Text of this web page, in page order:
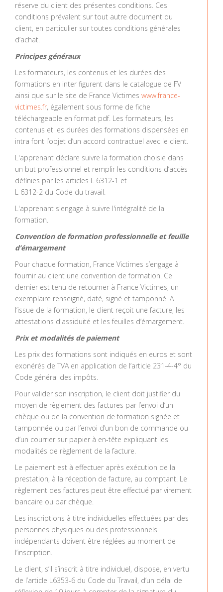
réserve du client des présentes conditions. Ces
conditions prévalent sur tout autre document du
client, en particulier sur toutes conditions générales
d’achat.
Principes généraux
Les formateurs, les contenus et les durées des
formations en inter figurent dans le catalogue de FV
ainsi que sur le site de France Victimes www.france-
victimes.fr, également sous forme de fiche
téléchargeable en format pdf. Les formateurs, les
contenus et les durées des formations dispensées en
intra font l’objet d’un accord contractuel avec le client.
L'apprenant déclare suivre la formation choisie dans
un but professionnel et remplir les conditions d’accès
définies par les articles L 6312-1 et
L 6312-2 du Code du travail.
L'apprenant s'engage à suivre l'intégralité de la
formation.
Convention de formation professionnelle et feuille
d’émargement
Pour chaque formation, France Victimes s’engage à
fournir au client une convention de formation. Ce
dernier est tenu de retourner à France Victimes, un
exemplaire renseigné, daté, signé et tamponné. A
l’issue de la formation, le client reçoit une facture, les
attestations d'assiduité et les feuilles d’émargement.
Prix et modalités de paiement
Les prix des formations sont indiqués en euros et sont
exonérés de TVA en application de l’article 231-4-4° du
Code général des impôts.
Pour valider son inscription, le client doit justifier du
moyen de règlement des factures par l’envoi d’un
chèque ou de la convention de formation signée et
tamponnée ou par l’envoi d’un bon de commande ou
d’un courrier sur papier à en-tête expliquant les
modalités de règlement de la facture.
Le paiement est à effectuer après exécution de la
prestation, à la réception de facture, au comptant. Le
règlement des factures peut être effectué par virement
bancaire ou par chèque.
Les inscriptions à titre individuelles effectuées par des
personnes physiques ou des professionnels
indépendants doivent être réglées au moment de
l’inscription.
Le client, s’il s’inscrit à titre individuel, dispose, en vertu
de l’article L6353-6 du Code du Travail, d’un délai de